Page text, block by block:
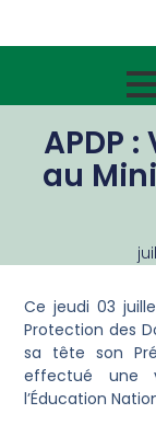
APDP
au
Ce jeudi 03
Protection des
sa tête son
effectué une
l’Éducation